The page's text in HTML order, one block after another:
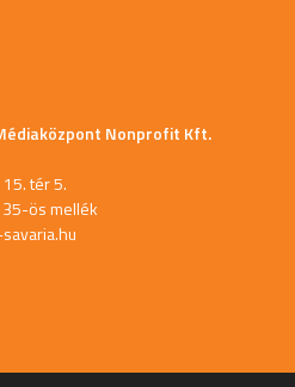
Nonprofit Kft.
tér 5.
ös mellék